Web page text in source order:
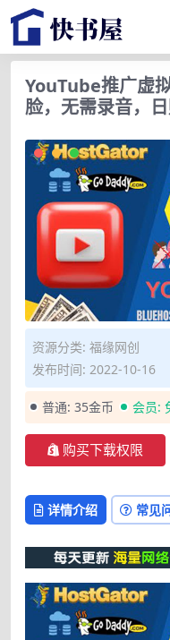
YouTube推广虚
脸，无需录音，
资源分类: 福缘网创
发布时间: 2022-10-16
普通: 35金币 会员:
购买下载权限
详情介绍 常见